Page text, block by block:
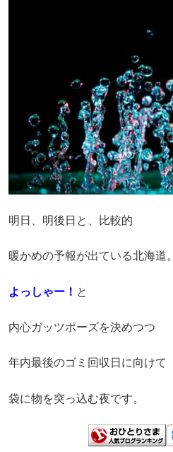
明日、明後日と、比較的
暖かめの予報が出ている北海道。
よっしゃー！ と
内心ガッツポーズを決めつつ
年内最後のゴミ回収日に向けて
袋に物を突っ込む夜です。